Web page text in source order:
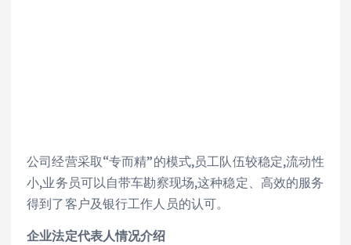
公司经营采取“专而精”的模式,员工队伍较稳定,流动性
小,业务员可以自带车勘察现场,这种稳定、高效的服务
得到了客户及银行工作人员的认可。
企业法定代表人情况介绍